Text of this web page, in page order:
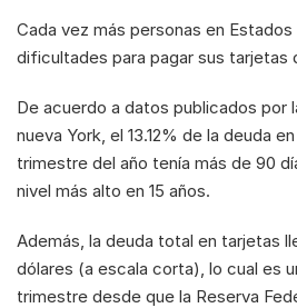
Cada vez más personas en
dificultades para pagar sus tarjetas
De acuerdo a datos publicados por
nueva York, el 13.12% de la deuda
trimestre del año tenía más de 90
nivel más alto en 15 años.
Además, la deuda total en tarjetas
dólares (a escala corta), lo cual es
trimestre desde que la Reserva